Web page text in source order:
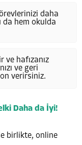
daha
hem okulda
ve hafızanız
ve geri
verirsiniz.
Daha da İyi!
birlikte, online